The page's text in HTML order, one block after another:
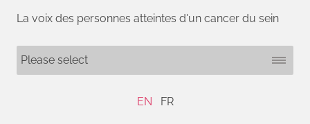
La voix des personnes atteintes d'un cancer du sein
EN FR